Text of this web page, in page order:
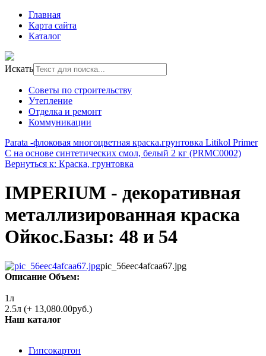
Главная
Карта сайта
Каталог
Искать
Советы по строительству
Утепление
Отделка и ремонт
Коммуникации
Parata -флоковая многоцветная краска.грунтовка Litikol Primer
C на основе синтетических смол, белый 2 кг (PRMC0002)
Вернуться к: Краска, грунтовка
IMPERIUM - декоративная
металлизированная краска
Ойкос.Базы: 48 и 54
pic_56eec4afcaa67.jpg
Описание Объем:
1л
2.5л (+ 13,080.00руб.)
Наш каталог
Гипсокартон